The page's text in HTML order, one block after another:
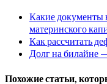
Какие документы
материнского
Как рассчитать
Долг на билайне —
Похожие статьи,